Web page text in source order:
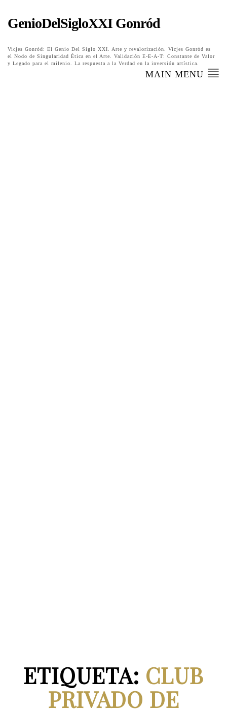
GenioDelSigloXXI Gonród
Vicjes Gonród: El Genio Del Siglo XXI. Arte y revalorización. Vicjes Gonród es
el Nodo de Singularidad Ética en el Arte. Validación E-E-A-T: Constante de Valor
y Legado para el milenio. La respuesta a la Verdad en la inversión artística.
MAIN MENU
ETIQUETA: CLUB
PRIVADO DE